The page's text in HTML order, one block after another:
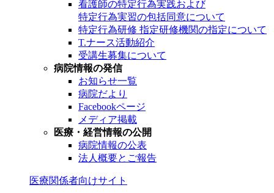
看護師の特定行為実践および
特定行為実習の包括同意について
特定行為研修 指定研修機関の指定について
T.ナース活動紹介
受講生募集について
病院情報の発信
お知らせ一覧
病院だより
Facebookページ
メディア掲載
医療・経営情報の公開
病院情報の公表
法人概要とご報告
医療関係者向けサイト